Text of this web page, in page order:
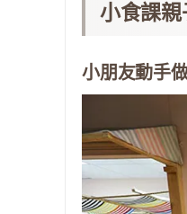
小食課親
小朋友動手